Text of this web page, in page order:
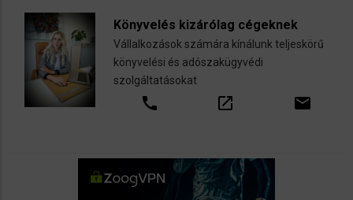
Könyvelés kizárólag cégeknek
Vállalkozások számára kínálunk teljeskörű
könyvelési és adószakügyvédi
szolgáltatásokat
call open_in_new email